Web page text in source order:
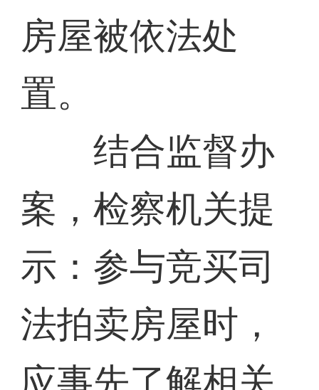
房屋被依法处
置。
结合监督办
案，检察机关提
示：参与竞买司
法拍卖房屋时，